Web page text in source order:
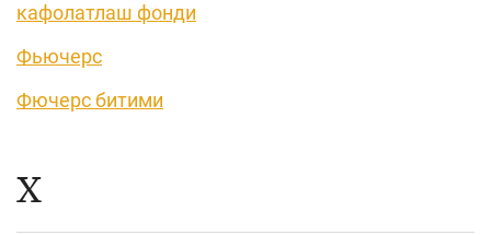
кафолатлаш фонди
Фьючерс
Фючерс битими
Х